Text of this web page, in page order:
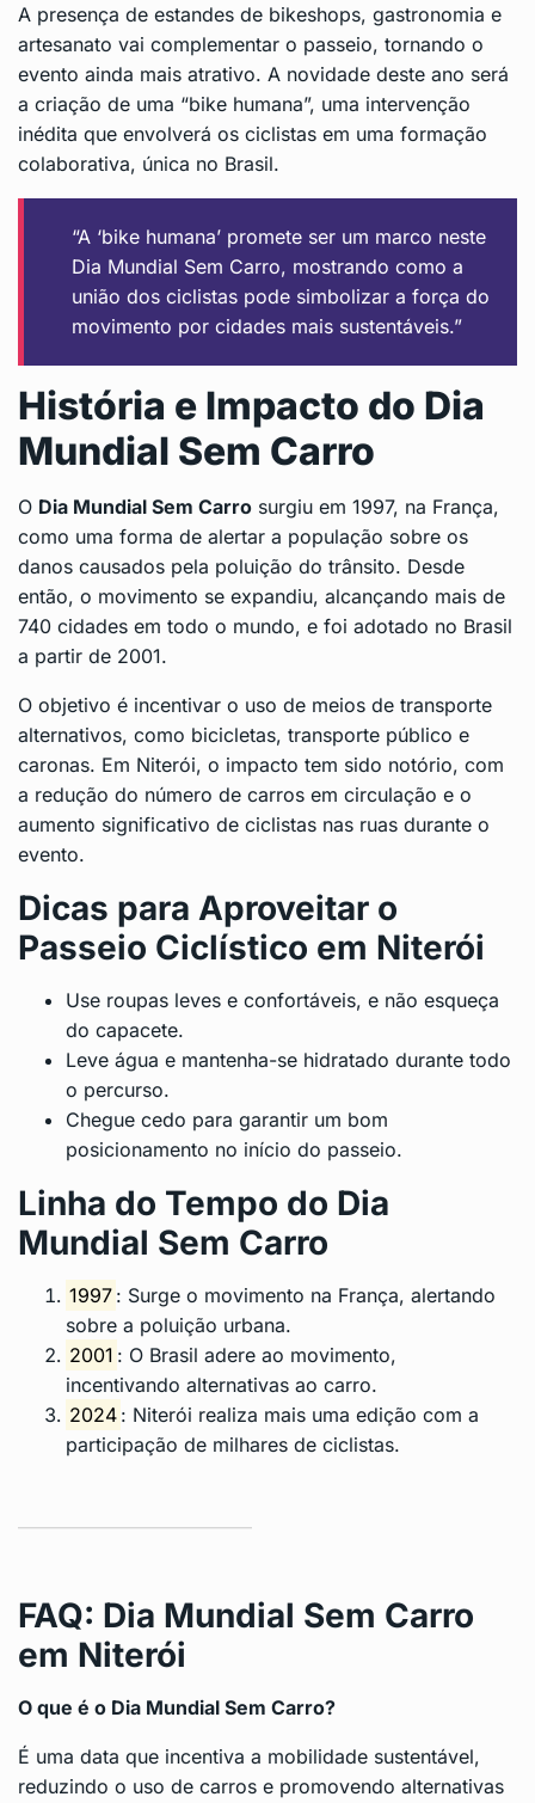
A presença de estandes de bikeshops, gastronomia e
artesanato vai complementar o passeio, tornando o
evento ainda mais atrativo. A novidade deste ano será
a criação de uma “bike humana”, uma intervenção
inédita que envolverá os ciclistas em uma formação
colaborativa, única no Brasil.
“A ‘bike humana’ promete ser um marco neste
Dia Mundial Sem Carro, mostrando como a
união dos ciclistas pode simbolizar a força do
movimento por cidades mais sustentáveis.”
História e Impacto do Dia
Mundial Sem Carro
O Dia Mundial Sem Carro surgiu em 1997, na França,
como uma forma de alertar a população sobre os
danos causados pela poluição do trânsito. Desde
então, o movimento se expandiu, alcançando mais de
740 cidades em todo o mundo, e foi adotado no Brasil
a partir de 2001.
O objetivo é incentivar o uso de meios de transporte
alternativos, como bicicletas, transporte público e
caronas. Em Niterói, o impacto tem sido notório, com
a redução do número de carros em circulação e o
aumento significativo de ciclistas nas ruas durante o
evento.
Dicas para Aproveitar o
Passeio Ciclístico em Niterói
Use roupas leves e confortáveis, e não esqueça
do capacete.
Leve água e mantenha-se hidratado durante todo
o percurso.
Chegue cedo para garantir um bom
posicionamento no início do passeio.
Linha do Tempo do Dia
Mundial Sem Carro
1997 : Surge o movimento na França, alertando
sobre a poluição urbana.
2001 : O Brasil adere ao movimento,
incentivando alternativas ao carro.
2024 : Niterói realiza mais uma edição com a
participação de milhares de ciclistas.
FAQ: Dia Mundial Sem Carro
em Niterói
O que é o Dia Mundial Sem Carro?
É uma data que incentiva a mobilidade sustentável,
reduzindo o uso de carros e promovendo alternativas